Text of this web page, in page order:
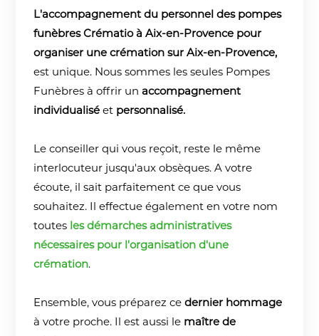
L'accompagnement du personnel des pompes
funèbres Crématio à Aix-en-Provence pour
organiser une crémation sur Aix-en-Provence,
est unique. Nous sommes les seules Pompes
Funèbres à offrir unaccompagnement
individualisé et personnalisé.
Le conseiller qui vous reçoit, reste le même
interlocuteur jusqu'aux obsèques. A votre
écoute, il sait parfaitement ce que vous
souhaitez. Il effectue également en votre nom
toutes les démarches administratives
nécessaires pour l'organisation d'une
crémation.
Ensemble, vous préparez cedernier hommage
à votre proche. Il est aussi le maître de